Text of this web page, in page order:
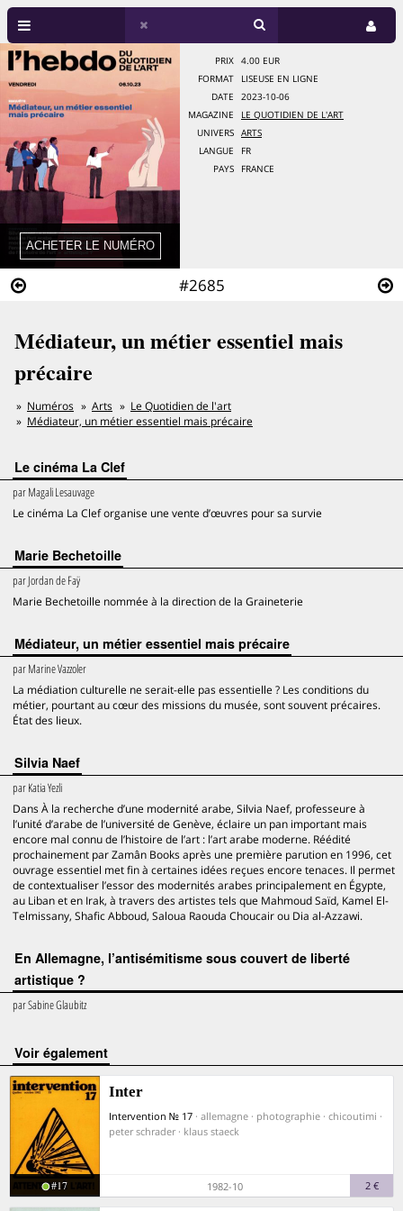
#2685
PRIX
4.00 EUR
FORMAT
LISEUSE EN LIGNE
DATE
2023-10-06
MAGAZINE
LE QUOTIDIEN DE L'ART
UNIVERS
ARTS
LANGUE
FR
PAYS
FRANCE
Médiateur, un métier essentiel mais
précaire
Numéros Arts
Le Quotidien de l'art
Médiateur, un métier essentiel mais précaire
Le cinéma La Clef
parMagali Lesauvage
Le cinéma La Clef organise une vente d’œuvres pour sa survie
Marie Bechetoille
parJordan de Faÿ
Marie Bechetoille nommée à la direction de la Graineterie
Médiateur, un métier essentiel mais précaire
parMarine Vazzoler
La médiation culturelle ne serait-elle pas essentielle ? Les conditions du
métier, pourtant au cœur des missions du musée, sont souvent précaires.
État des lieux.
Silvia Naef
parKatia Yezli
Dans À la recherche d’une modernité arabe, Silvia Naef, professeure à
l’unité d’arabe de l’université de Genève, éclaire un pan important mais
encore mal connu de l’histoire de l’art : l’art arabe moderne. Réédité
prochainement par Zamân Books après une première parution en 1996, cet
ouvrage essentiel met fin à certaines idées reçues encore tenaces. Il permet
de contextualiser l’essor des modernités arabes principalement en Égypte,
au Liban et en Irak, à travers des artistes tels que Mahmoud Saïd, Kamel El-
Telmissany, Shafic Abboud, Saloua Raouda Choucair ou Dia al-Azzawi.
En Allemagne, l’antisémitisme sous couvert de liberté
artistique ?
parSabine Glaubitz
voir également
Inter
Intervention № 17 · allemagne · photographie · chicoutimi ·
peter schrader · klaus staeck
#17 1982-10 2 €